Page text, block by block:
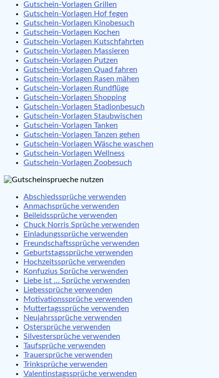
Gutschein-Vorlagen Grillen
Gutschein-Vorlagen Hof fegen
Gutschein-Vorlagen Kinobesuch
Gutschein-Vorlagen Kochen
Gutschein-Vorlagen Kutschfahrten
Gutschein-Vorlagen Massieren
Gutschein-Vorlagen Putzen
Gutschein-Vorlagen Quad fahren
Gutschein-Vorlagen Rasen mähen
Gutschein-Vorlagen Rundflüge
Gutschein-Vorlagen Shopping
Gutschein-Vorlagen Stadionbesuch
Gutschein-Vorlagen Staubwischen
Gutschein-Vorlagen Tanken
Gutschein-Vorlagen Tanzen gehen
Gutschein-Vorlagen Wäsche waschen
Gutschein-Vorlagen Wellness
Gutschein-Vorlagen Zoobesuch
Abschiedssprüche verwenden
Anmachsprüche verwenden
Beileidssprüche verwenden
Chuck Norris Sprüche verwenden
Einladungssprüche verwenden
Freundschaftssprüche verwenden
Geburtstagssprüche verwenden
Hochzeitssprüche verwenden
Konfuzius Sprüche verwenden
Liebe ist … Sprüche verwenden
Liebessprüche verwenden
Motivationssprüche verwenden
Muttertagssprüche verwenden
Neujahrssprüche verwenden
Ostersprüche verwenden
Silvestersprüche verwenden
Taufsprüche verwenden
Trauersprüche verwenden
Trinksprüche verwenden
Valentinstagssprüche verwenden